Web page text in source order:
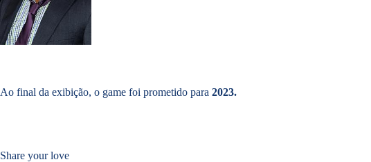
Ao final da exibição, o game foi prometido para 2023.
Share your love